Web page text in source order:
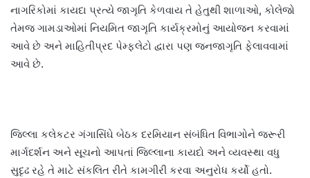
નાગરિકોમાં કાયદા પ્રત્યે જાગૃતિ કેળવાય તે હેતુથી શાળાઓ, કોલેજો
તેમજ ગામડાઓમાં નિયમિત જાગૃતિ કાર્યક્રમોનું આયોજન કરવામાં
આવે છે અને માહિતીપ્રદ પેમ્ફલેટો દ્વારા પણ જનજાગૃતિ ફેલાવવામાં
આવે છે.
જિલ્લા કલેકટર ગંગાસિંઘે બેઠક દરમિયાન સંબંધિત વિભાગોને જરૂરી
માર્ગદર્શન અને સૂચનો આપતાં જિલ્લાના કાયદો અને વ્યવસ્થા વધુ
સુદૃઢ રહે તે માટે સંકલિત રીતે કામગીરી કરવા અનુરોધ કર્યો હતો.